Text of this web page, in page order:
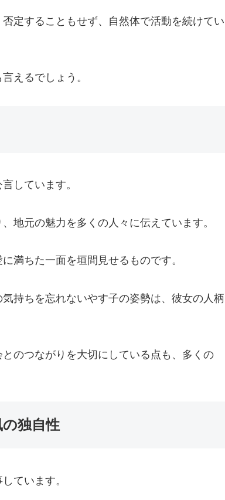
定することもせず、自然体で活動を続けてい
えるでしょう。
しています。
地元の魅力を多くの人々に伝えています。
満ちた一面を垣間見せるものです。
持ちを忘れないやす子の姿勢は、彼女の人柄
のつながりを大切にしている点も、多くの
独自性
ています。